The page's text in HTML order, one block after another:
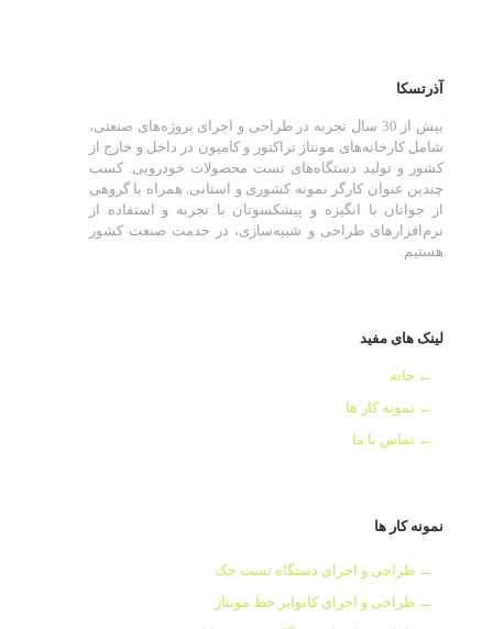
آذرتسکا
بیش از 30 سال تجربه در طراحی و اجرای پروژه‌های صنعتی،
شامل کارخانه‌های مونتاژ تراکتور و کامیون در داخل و خارج از
کشور و تولید دستگاه‌های تست محصولات خودرویی. کسب
چندین عنوان کارگر نمونه کشوری و استانی. همراه با گروهی
از جوانان با انگیزه و پیشکسوتان با تجربه و استفاده از
نرم‌افزارهای طراحی و شبیه‌سازی، در خدمت صنعت کشور
هستیم.
لینک های مفید
← خانه
← نمونه کار ها
← تماس با ما
نمونه کار ها
← طراحی و اجرای دستگاه تست جک
← طراحی و اجرای کانوایر خط مونتاژ